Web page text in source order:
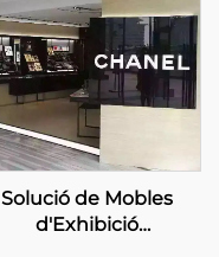
Solució de Mobles
d'Exhibició